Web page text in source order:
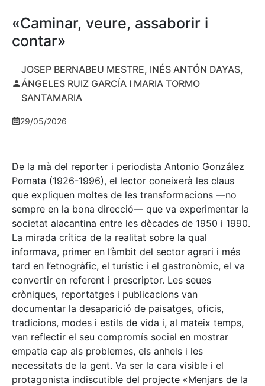
«Caminar, veure, assaborir i
contar»
JOSEP BERNABEU MESTRE, INÉS ANTÓN DAYAS,
ÁNGELES RUIZ GARCÍA I MARIA TORMO
SANTAMARIA
29/05/2026
De la mà del reporter i periodista Antonio González
Pomata (1926-1996), el lector coneixerà les claus
que expliquen moltes de les transformacions —no
sempre en la bona direcció— que va experimentar la
societat alacantina entre les dècades de 1950 i 1990.
La mirada crítica de la realitat sobre la qual
informava, primer en l’àmbit del sector agrari i més
tard en l’etnogràfic, el turístic i el gastronòmic, el va
convertir en referent i prescriptor. Les seues
cròniques, reportatges i publicacions van
documentar la desaparició de paisatges, oficis,
tradicions, modes i estils de vida i, al mateix temps,
van reflectir el seu compromís social en mostrar
empatia cap als problemes, els anhels i les
necessitats de la gent. Va ser la cara visible i el
protagonista indiscutible del projecte «Menjars de la